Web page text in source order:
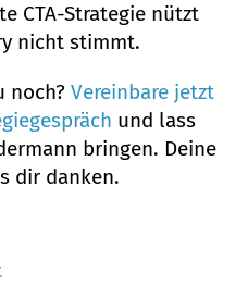
CTA-Strategie nützt
nicht stimmt.
noch?Vereinbare jetzt
und lass
bringen. Deine
dir danken.